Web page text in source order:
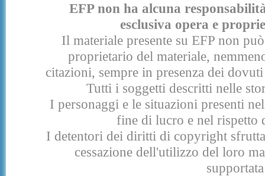
EFP non ha alcuna
esclusiva opera e
Il materiale presente su EFP non
proprietario del materiale,
citazioni, sempre in presenza dei
Tutti i soggetti descritti nelle
I personaggi e le situazioni presenti
fine di lucro e nel rispetto
I detentori dei diritti di copyright
cessazione dell'utilizzo del loro